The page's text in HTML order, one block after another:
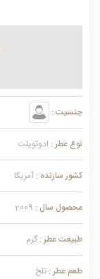
جنسیت :
نوع عطر : ادوتویلت
کشور سازنده : آمریکا
محصول سال : 2009
طبیعت عطر : گرم
طعم عطر : تلخ